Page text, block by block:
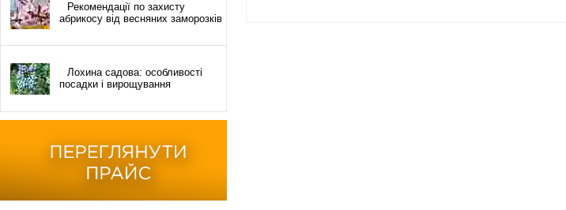
Рекомендації по захисту
абрикосу від весняних заморозків
Лохина садова: особливості
посадки і вирощування